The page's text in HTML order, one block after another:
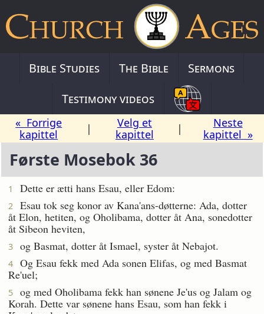
Bible Studies The Bible
Sermons
Testimony videos
« Forrige
kapittel
|
Velg et
kapittel
|
Neste
kapittel »
Første Mosebok 36
1 Dette er ætti hans Esau, eller Edom:
2
Esau tok seg konor av Kana'ans-døtterne: Ada, dotter
åt Elon, hetiten, og Oholibama, dotter åt Ana, sonedotter
åt Sibeon heviten,
3 og Basmat, dotter åt Ismael, syster åt Nebajot.
4
Og Esau fekk med Ada sonen Elifas, og med Basmat
Re'uel;
5
og med Oholibama fekk han sønene Je'us og Jalam og
Korah. Dette var sønene hans Esau, som han fekk i